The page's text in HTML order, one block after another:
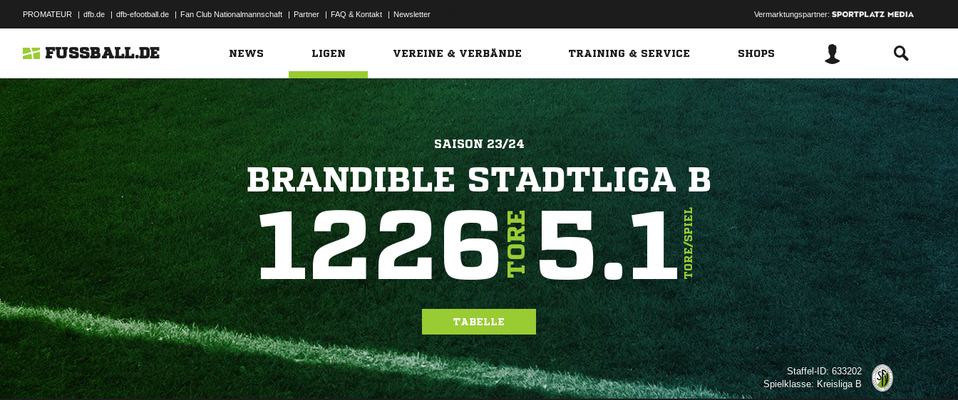
PROMATEUR | dfb.de | dfb-efootball.de | Fan Club Nationalmannschaft | Partner | FAQ & Kontakt | Newsletter Vermarktungspartner:
FUSSBALL.DE NEWS LIGEN VEREINE & VERBÄNDE TRAINING & SERVICE SHOPS
SAISON 23/24
BRANDIBLE STADTLIGA B
1226TORE5.1TORE/SPIEL
TABELLE
Staffel-ID: 633202
Spielklasse: Kreisliga B